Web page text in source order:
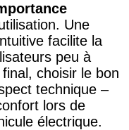
Une
facilite la
peu à
final, choisir le bon
technique –
lors de
électrique.